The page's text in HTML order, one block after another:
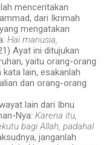
menceritakan
dari Ikrimah
mengatakan
Hai manusia,
Ayat ini ditujukan
yaitu orang-orang
lain, esakanlah
dan orang-orang
lain dari Ibnu
Nya: Karena itu,
bagi Allah, padahal
janganlah